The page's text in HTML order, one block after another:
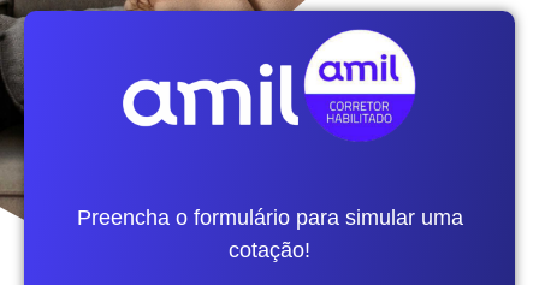
Preencha o formulário para simular uma
cotação!